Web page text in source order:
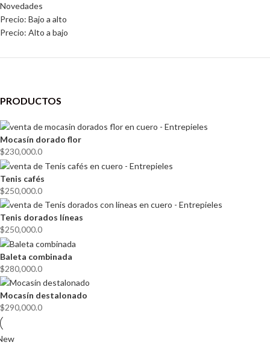
Novedades
Precio: Bajo a alto
Precio: Alto a bajo
PRODUCTOS
Mocasín dorado flor
$230,000.0
Tenis cafés
$250,000.0
Tenis dorados líneas
$250,000.0
Baleta combinada
$280,000.0
Mocasín destalonado
$290,000.0